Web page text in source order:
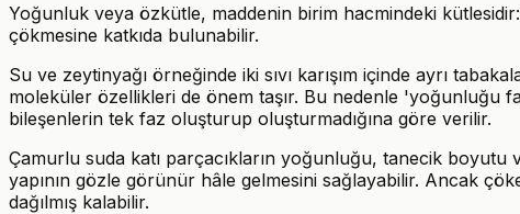
Yoğunluk veya özkütle, maddenin birim hacmindeki
çökmesine katkıda bulunabilir.
Su ve zeytinyağı örneğinde iki sıvı karışım içinde ayrı
moleküler özellikleri de önem taşır. Bu nedenle 'yoğunluğu
bileşenlerin tek faz oluşturup oluşturmadığına göre verilir.
Çamurlu suda katı parçacıkların yoğunluğu, tanecik boyutu
yapının gözle görünür hâle gelmesini sağlayabilir. Ancak
dağılmış kalabilir.